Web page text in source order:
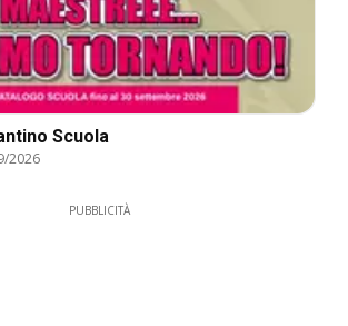
Scuola
2026
PUBBLICITÀ